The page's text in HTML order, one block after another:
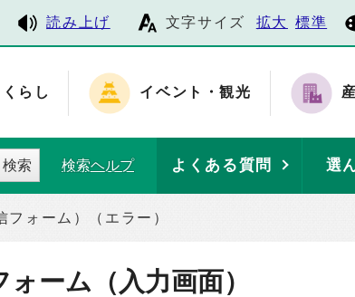
読み上げ 文字サイズ 拡大 標準
くらし イベント・観光
検索 検索ヘルプ よくある質問 選
ォーム）（エラー）
ーム（入力画面）